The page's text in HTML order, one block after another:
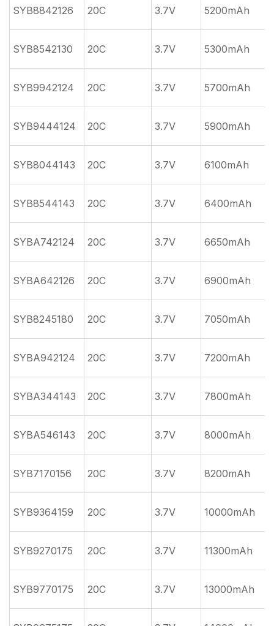
SYB8842126 20C 3.7V 5200mAh
SYB8542130 20C 3.7V 5300mAh
SYB9942124 20C 3.7V 5700mAh
SYB9444124 20C 3.7V 5900mAh
SYB8044143 20C 3.7V 6100mAh
SYB8544143 20C 3.7V 6400mAh
SYBA742124 20C 3.7V 6650mAh
SYBA642126 20C 3.7V 6900mAh
SYB8245180 20C 3.7V 7050mAh
SYBA942124 20C 3.7V 7200mAh
SYBA344143 20C 3.7V 7800mAh
SYBA546143 20C 3.7V 8000mAh
SYB7170156 20C 3.7V 8200mAh
SYB9364159 20C 3.7V 10000mAh
SYB9270175 20C 3.7V 11300mAh
SYB9770175 20C 3.7V 13000mAh